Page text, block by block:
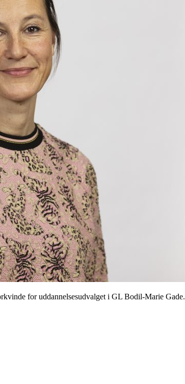
for uddannelsesudvalget i GL Bodil-Marie Gade.